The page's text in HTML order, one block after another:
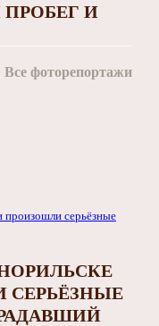
И
Все фоторепортажи
СЕРЬЁЗНЫЕ